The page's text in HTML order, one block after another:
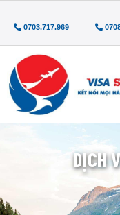
0703.717.969
DỊCH